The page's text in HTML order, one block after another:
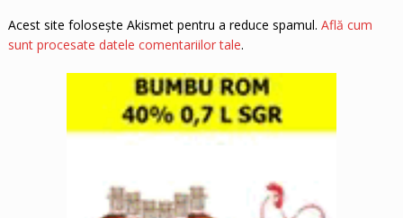
Acest site folosește Akismet pentru a reduce spamul. Află cum
sunt procesate datele comentariilor tale.